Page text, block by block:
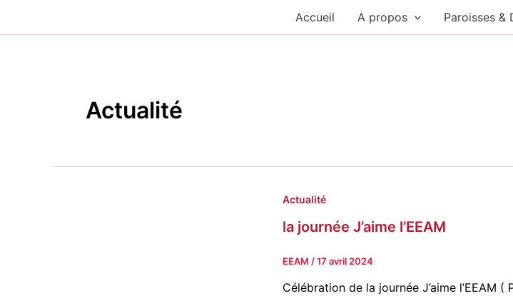
Accueil A propos Paroisses &
Actualité
Actualité
la journée J’aime l’EEAM
EEAM /17 avril 2024
Célébration de la journée J’aime l’EEAM